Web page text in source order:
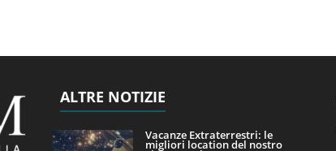
ALTRE NOTIZIE
Vacanze Extraterrestri: le
migliori location del nostro